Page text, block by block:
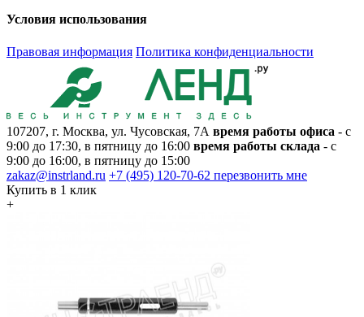
Условия использования
Правовая информация Политика конфиденциальности
107207, г. Москва, ул. Чусовская, 7А время работы офиса - с
9:00 до 17:30, в пятницу до 16:00 время работы склада - с
9:00 до 16:00, в пятницу до 15:00
zakaz@instrland.ru +7 (495) 120-70-62 перезвонить мне
Купить в 1 клик
+